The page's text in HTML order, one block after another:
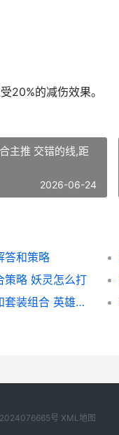
20%的减伤效果。
主推 交错的线,距
2026-06-24
答和策略
策略 妖灵怎么打
英雄和城堡光盾唯一符石词条和套装组合 英雄和城堡光盾怎么获得
号 XML地图